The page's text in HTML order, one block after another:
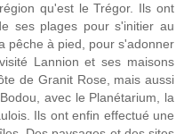
qu'est le Trégor. Ils ont
ses plages pour s'initier au
pêche à pied, pour s'adonner
Lannion et ses maisons
de Granit Rose, mais aussi
avec le Planétarium, la
Ils ont enfin effectué une